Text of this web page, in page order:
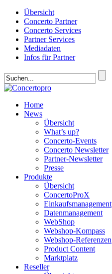
Übersicht
Concerto Partner
Concerto Services
Partner Services
Mediadaten
Infos für Partner
Home
News
Übersicht
What’s up?
Concerto-Events
Concerto Newsletter
Partner-Newsletter
Presse
Produkte
Übersicht
ConcertoProX
Einkaufsmanagement
Datenmanagement
WebShop
Webshop-Kompass
Webshop-Referenzen
Product Content
Marktplatz
Reseller